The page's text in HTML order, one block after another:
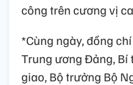
công trên cương vị
*Cùng ngày, đồng
Trung ương Đảng,
giao, Bộ trưởng Bộ